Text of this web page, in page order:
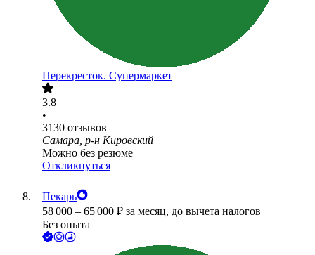
Перекресток. Супермаркет
3.8
•
3130 отзывов
Самара, р-н Кировский
Можно без резюме
Откликнуться
Пекарь
58 000 – 65 000 ₽ за месяц, до вычета налогов
Без опыта